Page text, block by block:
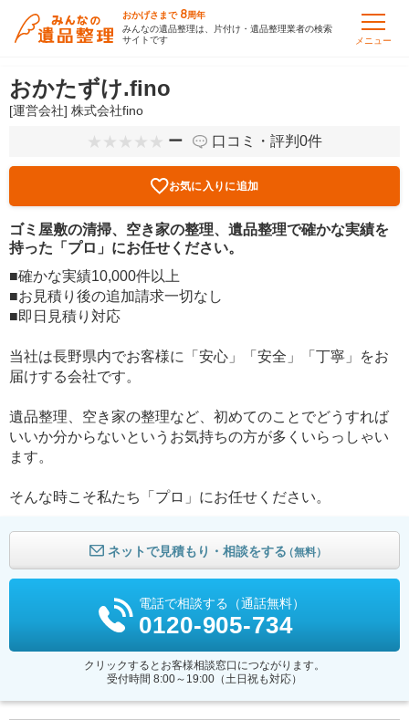
おかげさまで 8周年
みんなの遺品整理は、片付け・遺品整理業者の検索
サイトです
メニュー
おかたずけ.fino
[運営会社] 株式会社fino
ー 口コミ・評判0件
お気に入りに追加
ゴミ屋敷の清掃、空き家の整理、遺品整理で確かな実績を
持った「プロ」にお任せください。
■確かな実績10,000件以上
■お見積り後の追加請求一切なし
■即日見積り対応
当社は長野県内でお客様に「安心」「安全」「丁寧」をお
届けする会社です。
遺品整理、空き家の整理など、初めてのことでどうすれば
いいか分からないというお気持ちの方が多くいらっしゃい
ます。
そんな時こそ私たち「プロ」にお任せください。
ネットで見積もり・相談をする（無料）
電話で相談する（通話無料）
0120-905-734
クリックするとお客様相談窓口につながります。
受付時間 8:00～19:00（土日祝も対応）